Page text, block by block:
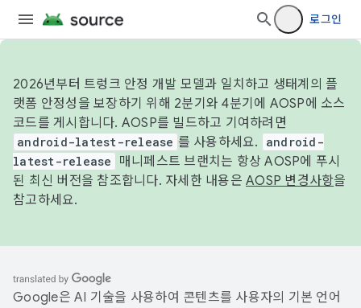
로그인
2026년부터 트렁크 안정 개발 모델과 일치하고 생태계의 플
랫폼 안정성을 보장하기 위해 2분기와 4분기에 AOSP에 소스
코드를 게시합니다. AOSP를 빌드하고 기여하려면
android-latest-release 를 사용하세요.
android-
latest-release
매니페스트 브랜치는 항상 AOSP에 푸시
된 최신 버전을 참조합니다. 자세한 내용은 AOSP 변경사항을
참고하세요.
Google은 AI 기술을 사용하여 콘텐츠를 사용자의 기본 언어